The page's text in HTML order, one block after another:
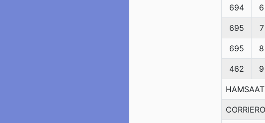
694 6
695 7
695 8
462 9